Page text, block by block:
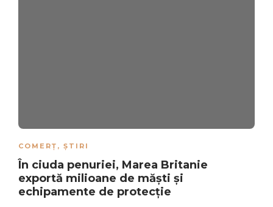
COMERȚ , ȘTIRI
În ciuda penuriei, Marea Britanie
exportă milioane de măști și
echipamente de protecție